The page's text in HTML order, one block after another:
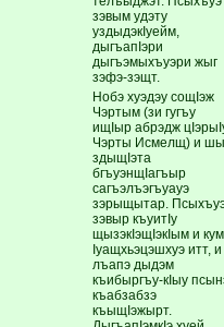
зэвым удэту
уздыдэкIуейм,
дыгъапIэри
дыгъэмыхъуэри жыг
зэфэ-зэщт.
Нобэ хуэдэу сощIэж
Чэртым (зи гугъу
ищIыр абрэдж
Чэрты Исмелщ) и
здыщIэта
бгъуэнщIагъыр
сагъэлъэгъуауэ
зэрыщытар.
зэвыр къуитIу
щызэкIэщIэкIым и кум
Iуащхьэцэшхуэ итт, и
лъапэ дыдэм
къибыргъу-кIыу
къабзабзэ
къыщIэжырт.